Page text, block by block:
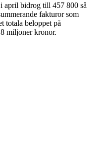
april bidrog till 457 800 så
fakturor som
totala beloppet på
miljoner kronor.